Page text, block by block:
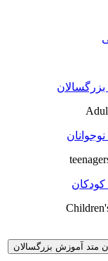
متد آموزش بزرگسالان